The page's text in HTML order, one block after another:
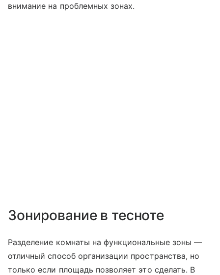
внимание на проблемных зонах.
Зонирование в тесноте
Разделение комнаты на функциональные зоны —
отличный способ организации пространства, но
только если площадь позволяет это сделать. В